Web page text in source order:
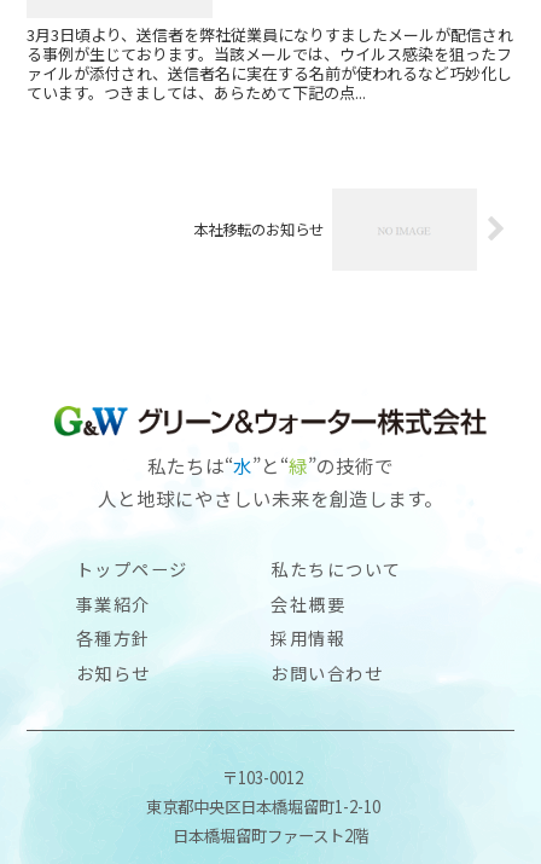
3月3日頃より、送信者を弊社従業員になりすましたメールが配信され
る事例が生じております。当該メールでは、ウイルス感染を狙ったフ
ァイルが添付され、送信者名に実在する名前が使われるなど巧妙化し
ています。つきましては、あらためて下記の点...
本社移転のお知らせ
私たちは“水”と“緑”の技術で
人と地球にやさしい未来を創造します。
トップページ
私たちについて
事業紹介
会社概要
各種方針
採用情報
お知らせ
お問い合わせ
〒103-0012
東京都中央区日本橋堀留町1-2-10
日本橋堀留町ファースト2階